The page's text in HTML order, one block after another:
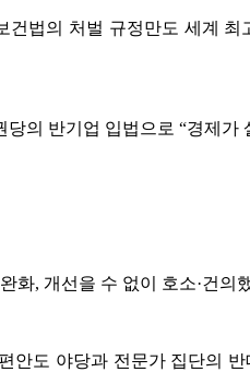
법의 처벌 규정만도 세계
의 반기업 입법으로 “경제가
화, 개선을 수 없이 호소·건
안도 야당과 전문가 집단의